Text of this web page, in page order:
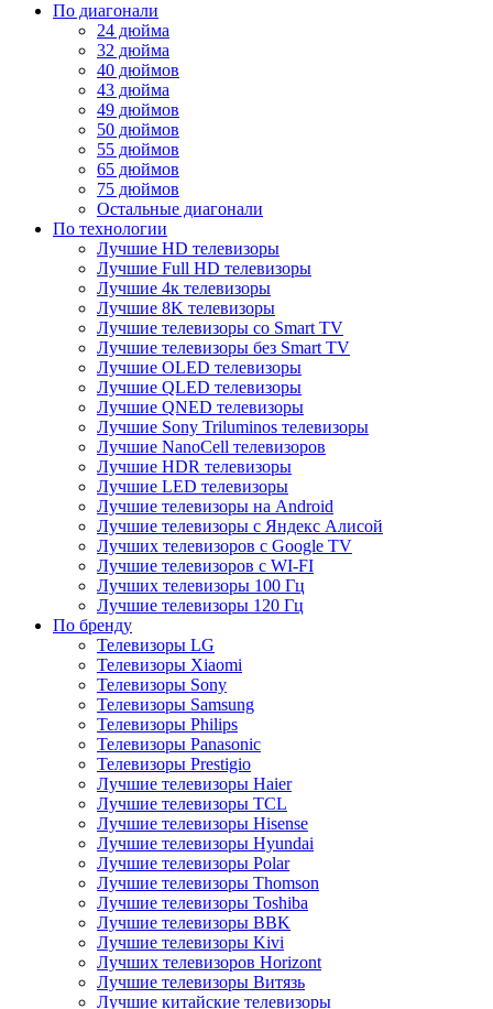
По диагонали
24 дюйма
32 дюйма
40 дюймов
43 дюйма
49 дюймов
50 дюймов
55 дюймов
65 дюймов
75 дюймов
Остальные диагонали
По технологии
Лучшие HD телевизоры
Лучшие Full HD телевизоры
Лучшие 4к телевизоры
Лучшие 8K телевизоры
Лучшие телевизоры со Smart TV
Лучшие телевизоры без Smart TV
Лучшие OLED телевизоры
Лучшие QLED телевизоры
Лучшие QNED телевизоры
Лучшие Sony Triluminos телевизоры
Лучшие NanoCell телевизоров
Лучшие HDR телевизоры
Лучшие LED телевизоры
Лучшие телевизоры на Android
Лучшие телевизоры с Яндекс Алисой
Лучших телевизоров с Google TV
Лучшие телевизоров с WI-FI
Лучших телевизоры 100 Гц
Лучшие телевизоры 120 Гц
По бренду
Телевизоры LG
Телевизоры Xiaomi
Телевизоры Sony
Телевизоры Samsung
Телевизоры Philips
Телевизоры Panasonic
Телевизоры Prestigio
Лучшие телевизоры Haier
Лучшие телевизоры TCL
Лучшие телевизоры Hisense
Лучшие телевизоры Hyundai
Лучшие телевизоры Polar
Лучшие телевизоры Thomson
Лучшие телевизоры Toshiba
Лучшие телевизоры BBK
Лучшие телевизоры Kivi
Лучших телевизоров Horizont
Лучшие телевизоры Витязь
Лучшие китайские телевизоры